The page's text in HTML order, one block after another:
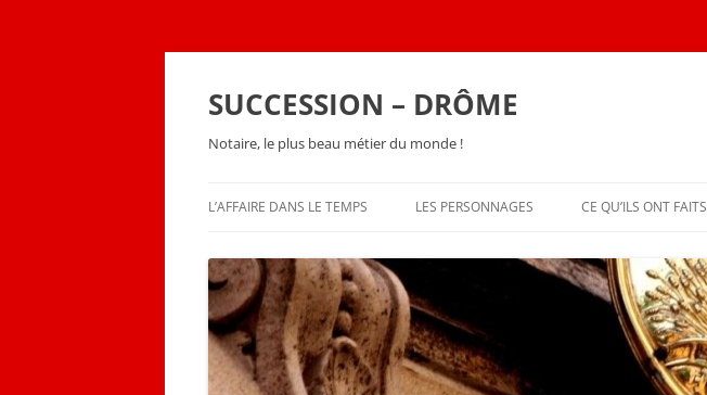
SUCCESSION – DRÔME
Notaire, le plus beau métier du monde !
L’AFFAIRE DANS LE TEMPS LES PERSONNAGES CE QU’ILS ONT FAITS